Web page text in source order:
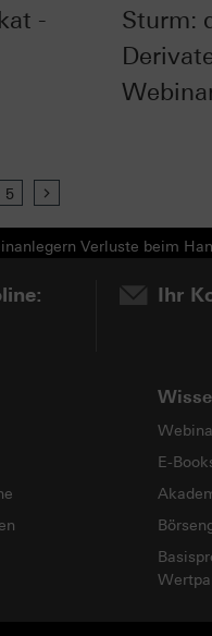
-
Sturm:
5
Verluste beim
Ihr
E-